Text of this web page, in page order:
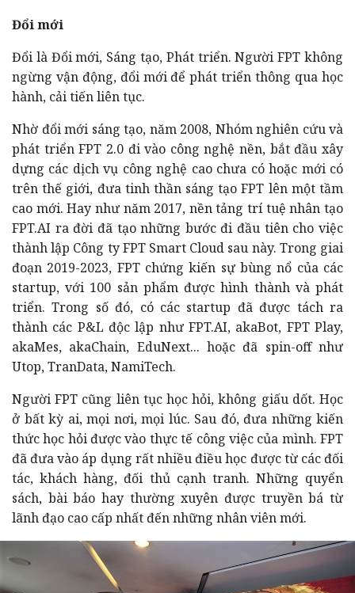
Đổi mới
Đổi là Đổi mới, Sáng tạo, Phát triển. Người FPT không
ngừng vận động, đổi mới để phát triển thông qua học
hành, cải tiến liên tục.
Nhờ đổi mới sáng tạo, năm 2008, Nhóm nghiên cứu và
phát triển FPT 2.0 đi vào công nghệ nền, bắt đầu xây
dựng các dịch vụ công nghệ cao chưa có hoặc mới có
trên thế giới, đưa tinh thần sáng tạo FPT lên một tầm
cao mới. Hay như năm 2017, nền tảng trí tuệ nhân tạo
FPT.AI ra đời đã tạo những bước đi đầu tiên cho việc
thành lập Công ty FPT Smart Cloud sau này. Trong giai
đoạn 2019-2023, FPT chứng kiến sự bùng nổ của các
startup, với 100 sản phẩm được hình thành và phát
triển. Trong số đó, có các startup đã được tách ra
thành các P&L độc lập như FPT.AI, akaBot, FPT Play,
akaMes, akaChain, EduNext... hoặc đã spin-off như
Utop, TranData, NamiTech.
Người FPT cũng liên tục học hỏi, không giấu dốt. Học
ở bất kỳ ai, mọi nơi, mọi lúc. Sau đó, đưa những kiến
thức học hỏi được vào thực tế công việc của mình. FPT
đã đưa vào áp dụng rất nhiều điều học được từ các đối
tác, khách hàng, đối thủ cạnh tranh. Những quyển
sách, bài báo hay thường xuyên được truyền bá từ
lãnh đạo cao cấp nhất đến những nhân viên mới.